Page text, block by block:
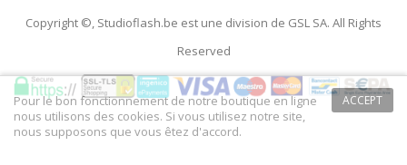
Copyright ©, Studioflash.be est une division de GSL SA. All Rights
Reserved
ACCEPT
Pour le bon fonctionnement de notre boutique en ligne
nous utilisons des cookies. Si vous utilisez notre site,
nous supposons que vous êtez d'accord.